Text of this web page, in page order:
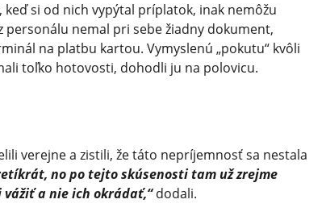
keď si od nich vypýtal príplatok, inak nemôžu
personálu nemal pri sebe žiadny dokument,
na platbu kartou. Vymyslenú „pokutu“ kvôli
toľko hotovosti, dohodli ju na polovicu.
verejne a zistili, že táto nepríjemnosť sa nestala
no po tejto skúsenosti tam už zrejme
a nie ich okrádať,“dodali.